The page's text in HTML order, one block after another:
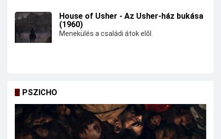
House of Usher - Az Usher-ház bukása
(1960)
Menekülés a családi átok elől.
PSZICHO